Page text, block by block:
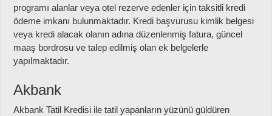
programı alanlar veya otel rezerve edenler için taksitli kredi
ödeme imkanı bulunmaktadır. Kredi başvurusu kimlik belgesi
veya kredi alacak olanın adına düzenlenmiş fatura, güncel
maaş bordrosu ve talep edilmiş olan ek belgelerle
yapılmaktadır.
Akbank
Akbank Tatil Kredisi ile tatil yapanların yüzünü güldüren